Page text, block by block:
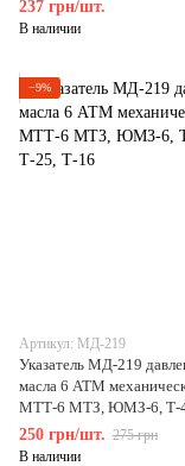
237 грн/шт.
В наличии
−9%
Артикул: МД-219
Указатель МД-219
масла 6 АТМ
МТТ-6 МТЗ, ЮМЗ-6, Т-
Т-16
250 грн/шт. 275 грн
В наличии